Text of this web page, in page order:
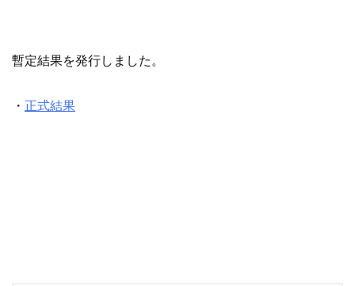
プ
暫定結果を発行しました。
・ 正式結果